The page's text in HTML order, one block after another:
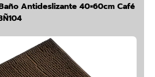
Antideslizante 40×60cm Café